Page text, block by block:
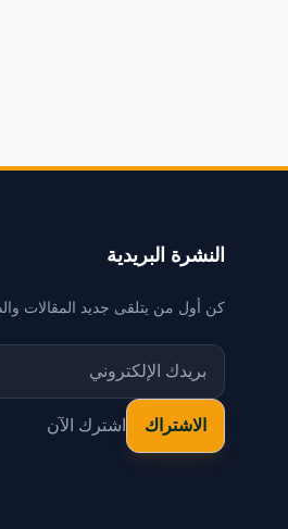
النشرة البريدية
كن أول من يتلقى جديد المقالات
اشترك الآن